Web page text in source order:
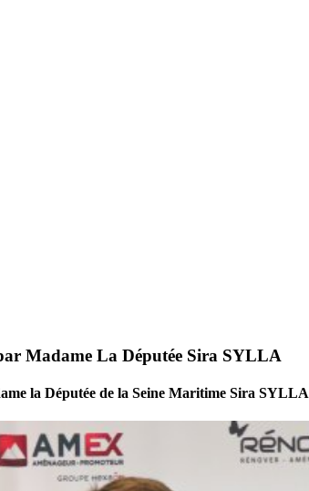
Madame La Députée Sira SYLLA
la Députée de la Seine Maritime Sira SYLLA